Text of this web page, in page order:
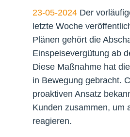
23-05-2024 Der
letzte Woche
Plänen gehört die
Einspeisevergütung ab
Diese Maßnahme hat
in Bewegung gebracht.
proaktiven Ansatz
Kunden zusammen, um
reagieren.